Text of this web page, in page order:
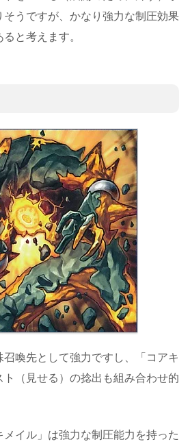
うですが、かなり強力な制圧効果
と考えます。
召喚先として強力ですし、「コアキ
ト（見せる）の捻出も組み合わせ的
イル」は強力な制圧能力を持った